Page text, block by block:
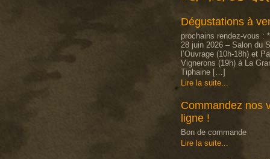
Dégustations à
prochains rendez-vous :
28 juin 2026 – Salon du
l’Ouvrage (10h-18h) et
Vignerons (19h) à La
Tiphaine […]
Lire la suite...
Commandez nos
ligne !
Bon de commande
Lire la suite...